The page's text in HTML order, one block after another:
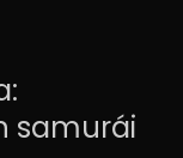
samurái